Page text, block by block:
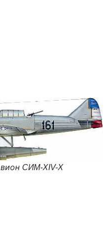
СИМ-XIV-Х